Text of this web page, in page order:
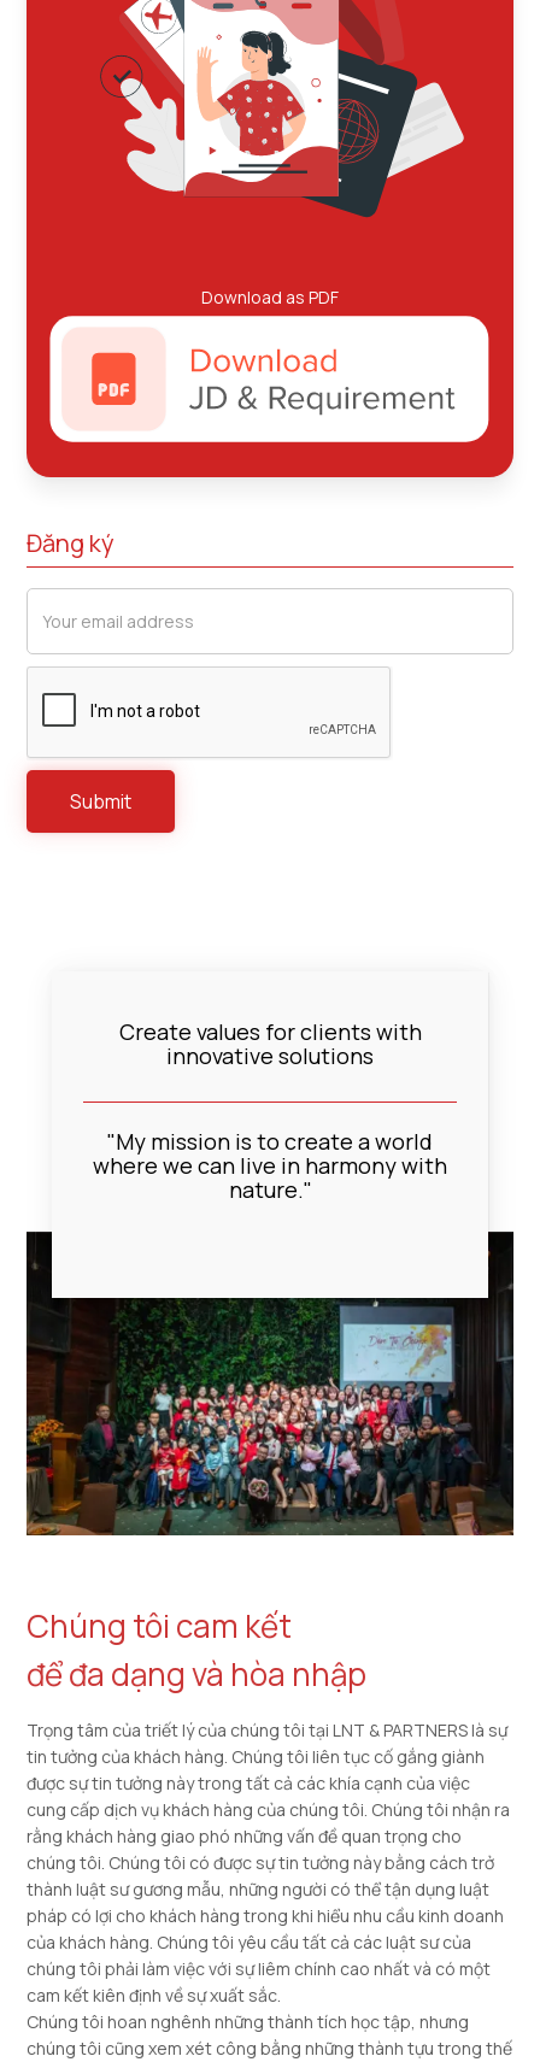
Download as PDF
Đăng ký
Create values for clients with
innovative solutions
"My mission is to create a world
where we can live in harmony with
nature."
Chúng tôi cam kết
để đa dạng và hòa nhập
Trọng tâm của triết lý của chúng tôi tại LNT & PARTNERS là sự
tin tưởng của khách hàng. Chúng tôi liên tục cố gắng giành
được sự tin tưởng này trong tất cả các khía cạnh của việc
cung cấp dịch vụ khách hàng của chúng tôi. Chúng tôi nhận ra
rằng khách hàng giao phó những vấn đề quan trọng cho
chúng tôi. Chúng tôi có được sự tin tưởng này bằng cách trở
thành luật sư gương mẫu, những người có thể tận dụng luật
pháp có lợi cho khách hàng trong khi hiểu nhu cầu kinh doanh
của khách hàng. Chúng tôi yêu cầu tất cả các luật sư của
chúng tôi phải làm việc với sự liêm chính cao nhất và có một
cam kết kiên định về sự xuất sắc.
Chúng tôi hoan nghênh những thành tích học tập, nhưng
chúng tôi cũng xem xét công bằng những thành tựu trong thế